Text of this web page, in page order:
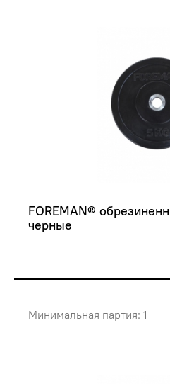
FOREMAN®
черные
Минимальная партия: 1